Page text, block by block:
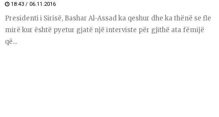
18:43 / 06.11.2016
Presidenti i Sirisë, Bashar Al-Assad ka qeshur dhe ka thënë se fle
mirë kur është pyetur gjatë një interviste për gjithë ata fëmijë
që...